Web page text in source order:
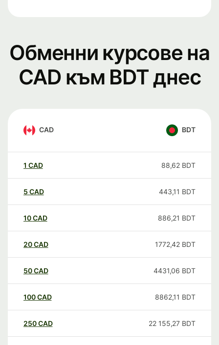
Обменни курсове на
CAD към BDT днес
CAD BDT
1 CAD 88,62 BDT
5 CAD 443,11 BDT
10CAD 886,21 BDT
20CAD 1772,42 BDT
50CAD 4431,06 BDT
100CAD 8862,11 BDT
250CAD 22 155,27 BDT